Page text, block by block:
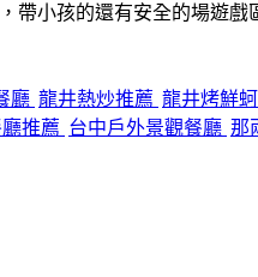
帶小孩的還有安全的場遊戲
廳 龍井熱炒推薦 龍井烤鮮
推薦 台中戶外景觀餐廳 那